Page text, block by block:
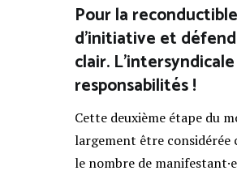
Pour la
d’initiative et
clair.
responsabilités !
Cette deuxième étape du
largement être considérée
le nombre de